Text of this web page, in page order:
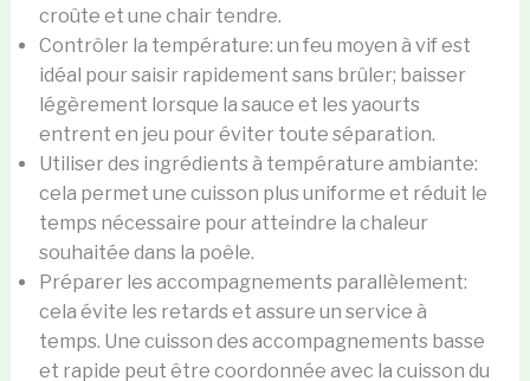
croûte et une chair tendre.
Contrôler la température: un feu moyen à vif est
idéal pour saisir rapidement sans brûler; baisser
légèrement lorsque la sauce et les yaourts
entrent en jeu pour éviter toute séparation.
Utiliser des ingrédients à température ambiante:
cela permet une cuisson plus uniforme et réduit le
temps nécessaire pour atteindre la chaleur
souhaitée dans la poêle.
Préparer les accompagnements parallèlement:
cela évite les retards et assure un service à
temps. Une cuisson des accompagnements basse
et rapide peut être coordonnée avec la cuisson du